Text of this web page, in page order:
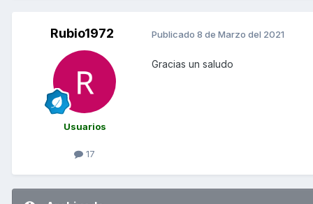
Rubio1972
Usuarios
17
Publicado 8 de Marzo del 2021
Gracias un saludo